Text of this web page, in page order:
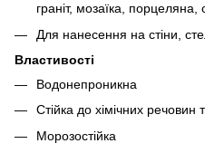
граніт, мозаїка, порцеляна,
Для нанесення на стіни,
Властивості
Водонепроникна
Стійка до хімічних речовин
Морозостійка